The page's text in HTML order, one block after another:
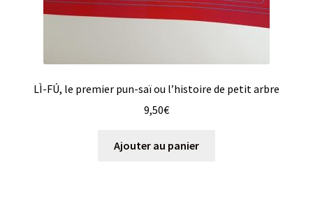
LÌ-FÚ, le premier pun-saï ou l’histoire de petit arbre
9,50€
Ajouter au panier